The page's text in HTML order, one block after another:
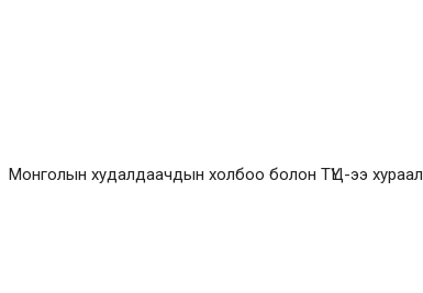
Монголын худалдаачдын холбоо болон ТҮЦ-ээ